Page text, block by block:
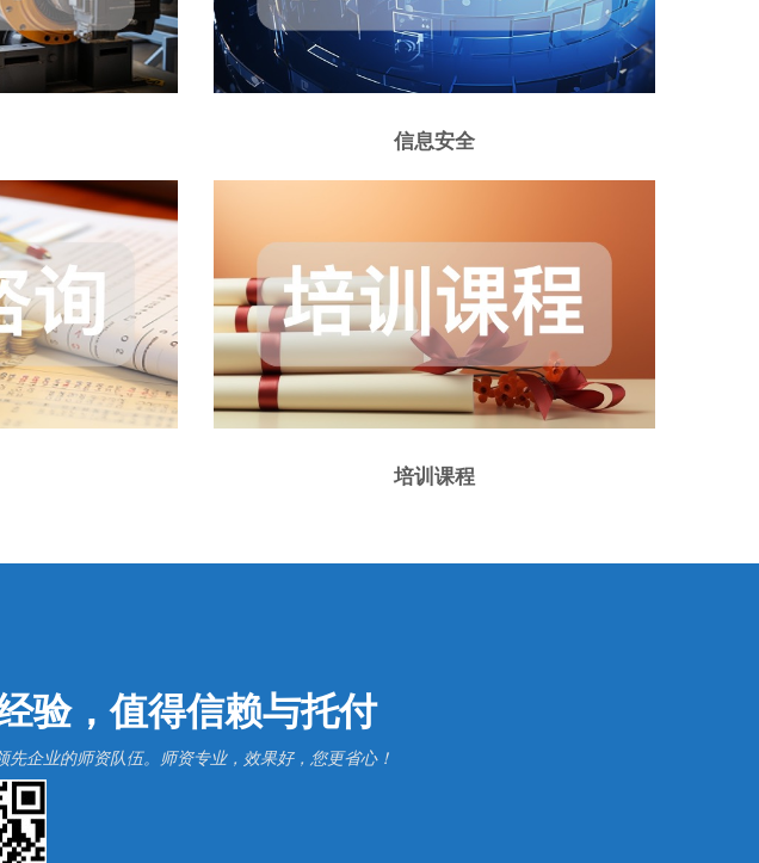
信息安全
培训课程
验，值得信赖与托付
企业的师资队伍。师资专业，效果好，您更省心！